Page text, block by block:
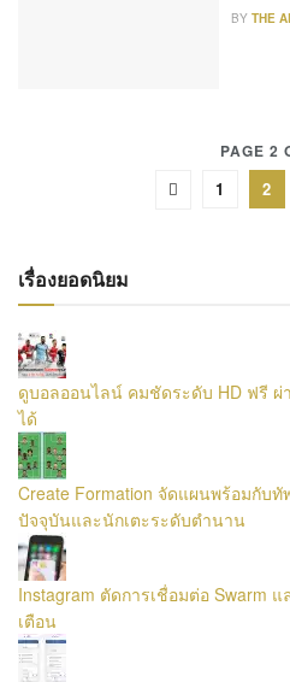
BY THE
PAGE 2
1 2
เรื่องยอดนิยม
ดูบอลออนไลน์ คมชัดระดับ HD ฟรี
ได้
Create Formation จัดแผนพร้อมกับทั
ปัจจุบันและนักเตะระดับตำนาน
Instagram ตัดการเชื่อมต่อ Swarm
เตือน